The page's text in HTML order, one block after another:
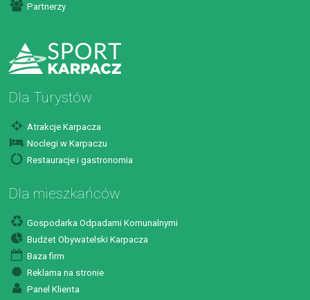
Partnerzy
Dla Turystów
Atrakcje Karpacza
Noclegi w Karpaczu
Restauracje i gastronomia
Dla mieszkańców
Gospodarka Odpadami Komunalnymi
Budżet Obywatelski Karpacza
Baza firm
Reklama na stronie
Panel Klienta